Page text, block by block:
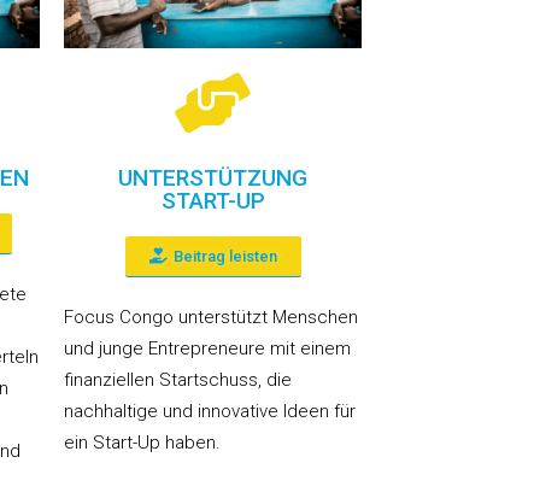
UNTERSTÜTZUNG
START-UP
Beitrag leisten
Focus Congo unterstützt Menschen
und junge Entrepreneure mit einem
finanziellen Startschuss, die
nachhaltige und innovative Ideen für
ein Start-Up haben.